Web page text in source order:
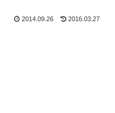
2014.09.26 2016.03.27